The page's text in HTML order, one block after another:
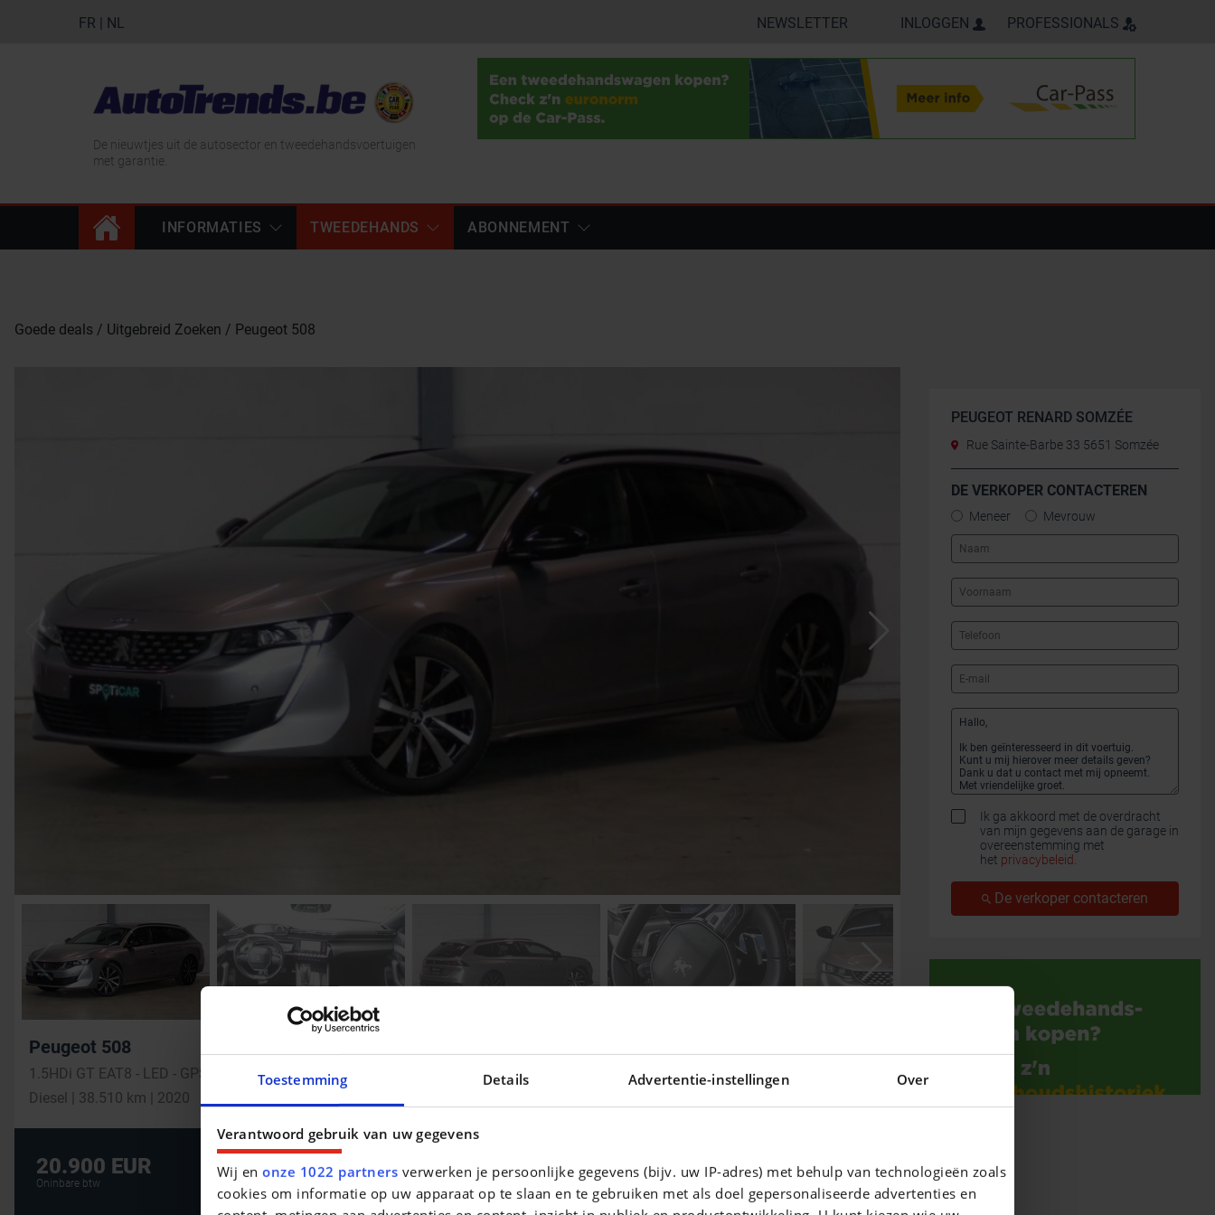
Toestemming Details Advertentie-instellingen Over
Verantwoord gebruik van uw gegevens
Wij enonze 1022 partners verwerken je persoonlijke gegevens (bijv. uw IP-adres) met behulp van technologieën zoals
cookies om informatie op uw apparaat op te slaan en te gebruiken met als doel gepersonaliseerde advertenties en
FR | NL NEWSLETTER INLOGGEN PROFESSIONALS
De nieuwtjes uit de autosector en tweedehandsvoertuigen
met garantie.
INFORMATIES TWEEDEHANDS ABONNEMENT
Goede deals Uitgebreid Zoeken Peugeot 508
Peugeot 508
1.5HDi GT EAT8 - LED - GPS
Diesel | 38.510 km | 2020
20.900 EUR
Oninbare btw
AUTOLENING
PEUGEOT RENARD SOMZÉE
Rue Sainte-Barbe 33 5651 Somzée
DE VERKOPER CONTACTEREN
Meneer Mevrouw
Ik ga akkoord met de overdracht
van mijn gegevens aan de garage in
overeenstemming met
het privacybeleid
De verkoper contacteren